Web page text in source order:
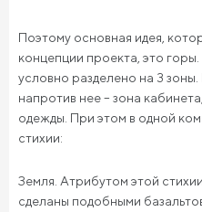
Поэтому основная идея,
концепции проекта, это
условно разделено на 3
напротив нее – зона
одежды. При этом в одной
стихии:
Земля. Атрибутом этой
сделаны подобными